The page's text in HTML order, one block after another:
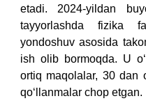
etadi. 2024-yildan
tayyorlashda fizika
yondoshuv asosida
ish olib bormoqda. U
ortiq maqolalar, 30 dan
qo‘llanmalar chop etgan.